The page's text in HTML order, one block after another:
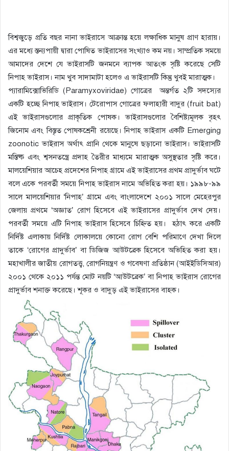
বিশ্বজুড়ে প্রতি বছর নানা ভাইরাসে আক্রান্ত হয়ে লক্ষাধিক মানুষ প্রাণ হারায়।
এর মধ্যে স্তন্যপায়ী দ্বারা পোষিত ভাইরাসের সংখ্যাও কম নয়। সাম্প্রতিক সময়ে
আমাদের দেশে যে ভাইরাসটি জনমনে ব্যাপক আতংক সৃষ্টি করেছে সেটি
নিপাহ ভাইরাস। নাম খুব সাদামাটা হলেও এ ভাইরাসটি কিন্তু খুবই মারাত্মক।
প্যারামিক্সোভিরিডি (Paramyxoviridae) গোত্রের অন্তর্গত ২টি সদস্যের
একটি হচ্ছে নিপাহ ভাইরাস। টেরোপাস গোত্রের ফলাহারী বাদুর (fruit bat)
এই ভাইরাসগুলোর প্রাকৃতিক পোষক। ভাইরাসগুলোর বৈশিষ্ট্যমূলক বৃহৎ
জিনোম এবং বিস্তৃত পোষকশ্রেনী রয়েছে। নিপাহ ভাইরাস একটি Emerging
zoonotic ভাইরাস অর্থাৎ প্রানি থেকে মানুষে ছড়ানো ভাইরাস। ভাইরাসটি
মস্তিষ্ক এবং শ্বসনতন্ত্রে প্রদাহ তৈরীর মাধ্যমে মারাত্মক অসুস্থতার সৃষ্টি করে।
মালয়েশিয়ার আচেহ প্রদেশের নিপাহ গ্রামে এই ভাইরাসের প্রথম প্রাদুর্ভাব ঘটে
বলে একে পরবর্তী সময়ে নিপাহ ভাইরাস নামে অভিহিত করা হয়। ১৯৯৮-৯৯
সালে মালয়েশিয়ার ‘নিপাহ’ গ্রামে এবং বাংলাদেশে ২০০১ সালে মেহেরপুর
জেলায় প্রথমে ‘অজ্ঞাত’ রোগ হিসেবে এই ভাইরাসের প্রাদুর্ভাব দেখ দেয়।
পরবর্তী সময়ে এটি নিপাহ ভাইরাস হিসেবে চিহ্নিত হয়। হঠাৎ করে একটি
নির্দিষ্ট এলাকায় নির্দিষ্ট লোকালয়ে কোনো রোগ বেশি পরিমাণে দেখা দিলে
তাকে ‘রোগের প্রাদুর্ভাব’ বা ডিজিজ আউটব্রেক হিসেবে অভিহিত করা হয়।
মহাখালীর জাতীয় রোগতত্ত্ব, রোগনিয়ন্ত্রণ ও গবেষণা প্রতিষ্ঠান (আইইডিসিআর)
২০০১ থেকে ২০১১ পর্যন্ত মোট নয়টি ‘আউটব্রেক’ বা নিপাহ ভাইরাস রোগের
প্রাদুর্ভাব শনাক্ত করেছে। শূকর ও বাদুড় এই ভাইরাসের বাহক।